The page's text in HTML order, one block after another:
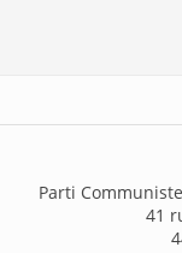
Parti
41